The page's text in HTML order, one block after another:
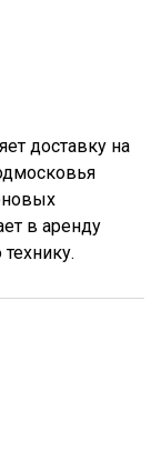
доставку на
в аренду